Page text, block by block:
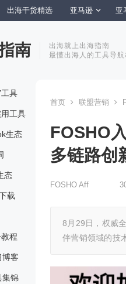
出海干货精选 亚马逊 亚
南
出海就上出海指南
最懂出海人的工具导航
具
工具
生态
态
载
程
博客
集锦
首页 联盟营销
FOSHO
多链路创
FOSHO Aff
8月29日，权威
伴营销领域的技